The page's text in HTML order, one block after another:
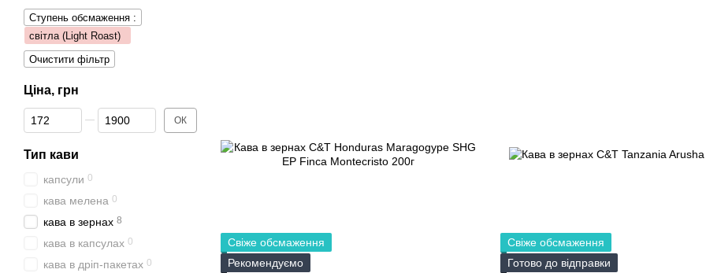
Свіже обсмаження
Рекомендуємо
Свіже обсмаження
Готово до відправки
Ступень обсмаження :
світла (Light Roast)
Очистити фільтр
Ціна, грн
Від Ціна, грн
До Ціна, грн ОК
Тип кави
капсули 0
кава мелена 0
кава в зернах 8
кава в капсулах 0
кава в дріп-пакетах 0